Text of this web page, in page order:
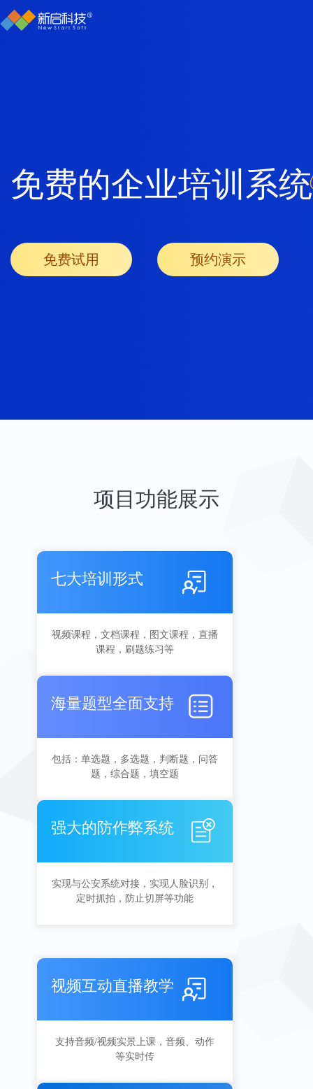
免费的企业培训系统
免费试用 预约演示
项目功能展示
七大培训形式
视频课程，文档课程，图文课程，直播
课程，刷题练习等
海量题型全面支持
包括：单选题，多选题，判断题，问答
题，综合题，填空题
强大的防作弊系统
实现与公安系统对接，实现人脸识别，
定时抓拍，防止切屏等功能
视频互动直播教学
支持音频/视频实景上课，音频、动作
等实时传